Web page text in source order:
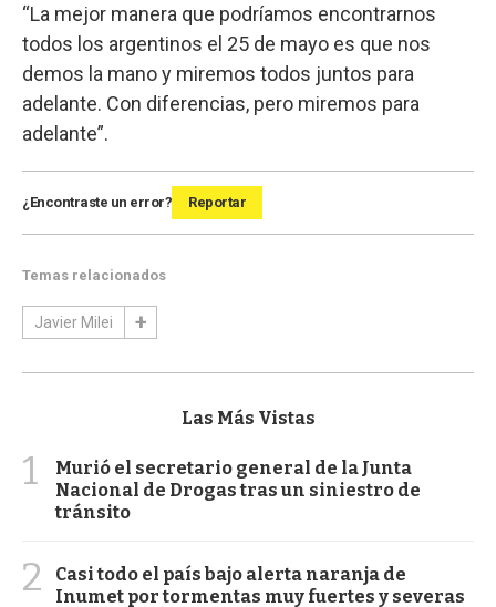
“La mejor manera que podríamos encontrarnos
todos los argentinos el 25 de mayo es que nos
demos la mano y miremos todos juntos para
adelante. Con diferencias, pero miremos para
adelante”.
¿Encontraste un error? Reportar
Temas relacionados
Javier Milei
Las Más Vistas
1
Murió el secretario general de la Junta
Nacional de Drogas tras un siniestro de
tránsito
2
Casi todo el país bajo alerta naranja de
Inumet por tormentas muy fuertes y severas